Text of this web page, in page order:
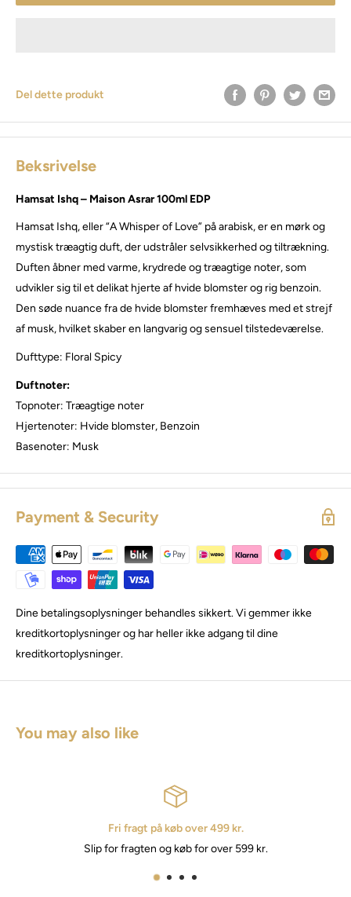
Del dette produkt
Beksrivelse
Hamsat Ishq – Maison Asrar 100ml EDP
Hamsat Ishq, eller “A Whisper of Love” på arabisk, er en mørk og
mystisk træagtig duft, der udstråler selvsikkerhed og tiltrækning.
Duften åbner med varme, krydrede og træagtige noter, som
udvikler sig til et delikat hjerte af hvide blomster og rig benzoin.
Den søde nuance fra de hvide blomster fremhæves med et strejf
af musk, hvilket skaber en langvarig og sensuel tilstedeværelse.
Dufttype: Floral Spicy
Duftnoter:
Topnoter: Træagtige noter
Hjertenoter: Hvide blomster, Benzoin
Basenoter: Musk
Payment & Security
Dine betalingsoplysninger behandles sikkert. Vi gemmer ikke
kreditkortoplysninger og har heller ikke adgang til dine
kreditkortoplysninger.
You may also like
Fri fragt på køb over 499 kr.
Slip for fragten og køb for over 599 kr.